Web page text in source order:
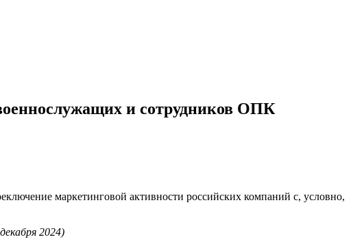
и сотрудников ОПК
маркетинговой активности российских компаний с, условно,
2024)